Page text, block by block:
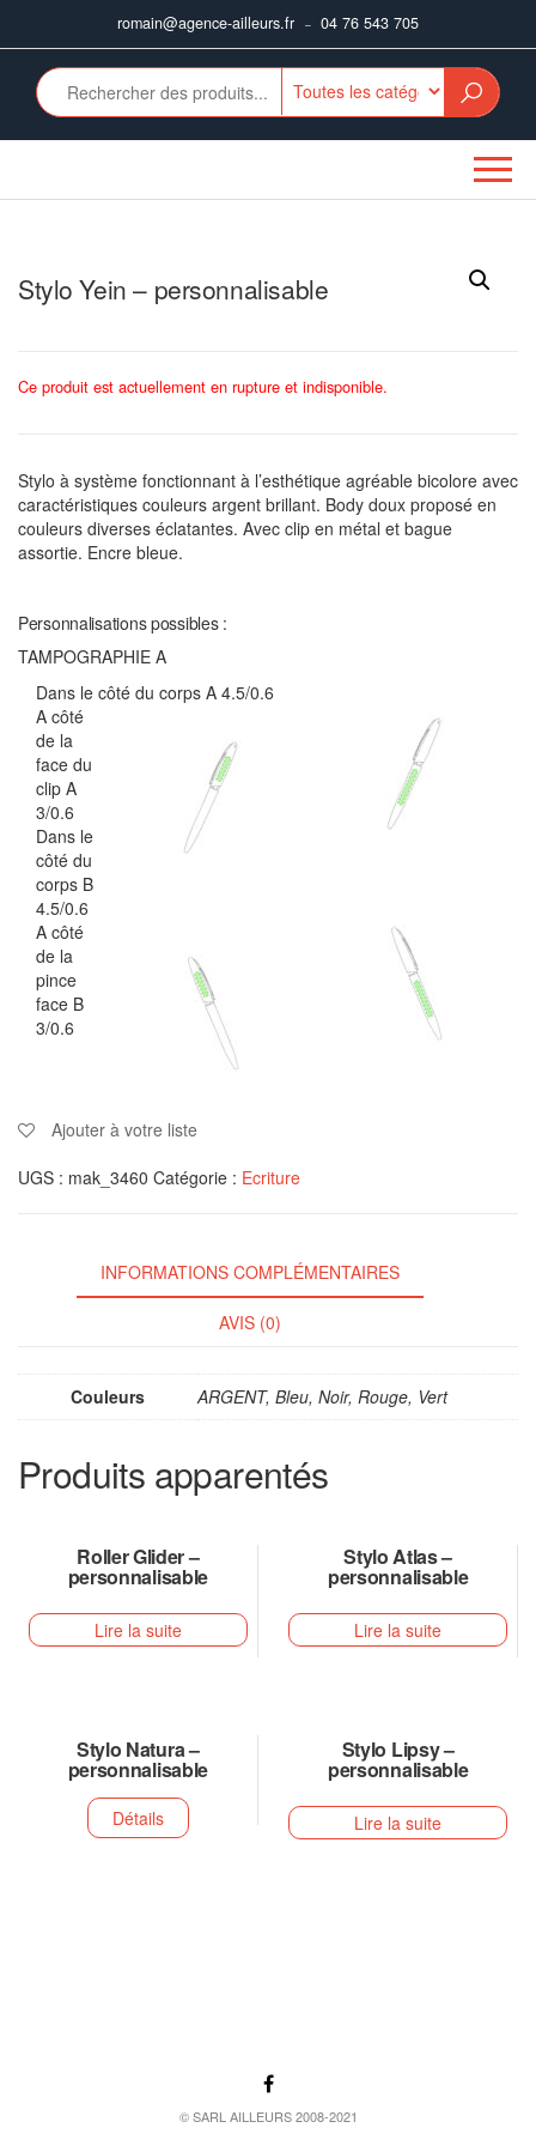
romain@agence-ailleurs.fr – 04 76 543 705
Stylo Yein – personnalisable
Ce produit est actuellement en rupture et indisponible.
Stylo à système fonctionnant à l’esthétique agréable bicolore avec
caractéristiques couleurs argent brillant. Body doux proposé en
couleurs diverses éclatantes. Avec clip en métal et bague
assortie. Encre bleue.
Personnalisations possibles :
TAMPOGRAPHIE A
Dans le côté du corps A 4.5/0.6
A côté
de la
face du
clip A
3/0.6
Dans le
côté du
corps B
4.5/0.6
A côté
de la
pince
face B
3/0.6
Ajouter à votre liste
UGS : mak_3460 Catégorie : Ecriture
INFORMATIONS COMPLÉMENTAIRES
AVIS (0)
Couleurs ARGENT, Bleu, Noir, Rouge, Vert
Produits apparentés
Roller Glider –
personnalisable
Lire la suite
Stylo Atlas –
personnalisable
Lire la suite
Stylo Natura –
personnalisable
Détails
Stylo Lipsy –
personnalisable
Lire la suite
© SARL AILLEURS 2008-2021